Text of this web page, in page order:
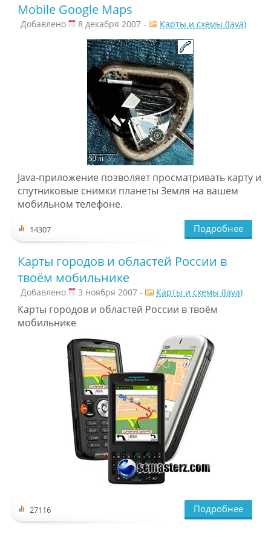
Mobile Google Maps
Добавлено 8 декабря 2007 - Карты и схемы (Java)
Java-приложение позволяет просматривать карту и
спутниковые снимки планеты Земля на вашем
мобильном телефоне.
14307 Подробнее
Карты городов и областей России в
твоём мобильнике
Добавлено 3 ноября 2007 - Карты и схемы (Java)
Карты городов и областей России в твоём
мобильнике
27116 Подробнее